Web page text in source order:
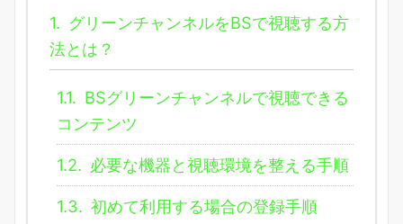
1. グリーンチャンネルをBSで視聴する方
法とは？
1.1. BSグリーンチャンネルで視聴できる
コンテンツ
1.2. 必要な機器と視聴環境を整える手順
1.3. 初めて利用する場合の登録手順